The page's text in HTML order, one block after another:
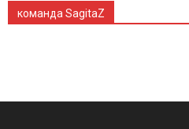
команда SagitaZ